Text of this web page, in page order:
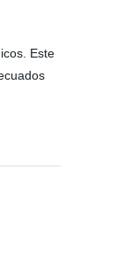
Este